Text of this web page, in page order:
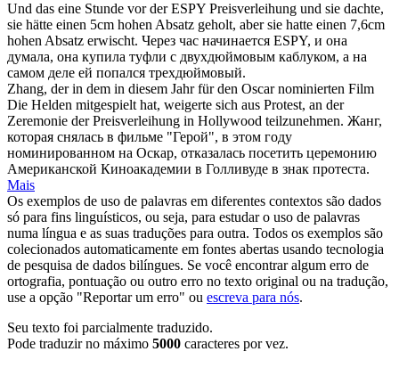
Und das eine Stunde vor der ESPY Preisverleihung und sie dachte,
sie hätte einen 5cm hohen Absatz geholt, aber sie hatte einen 7,6cm
hohen Absatz erwischt. Через час начинается ESPY, и она
думала, она купила туфли с двухдюймовым каблуком, а на
самом деле ей попался трехдюймовый.
Zhang, der in dem in diesem Jahr für den Oscar nominierten Film
Die Helden mitgespielt hat, weigerte sich aus Protest, an der
Zeremonie derPreisverleihung in Hollywood teilzunehmen. Жанг,
которая снялась в фильме "Герой", в этом году
номинированном на Оскар, отказалась посетить церемонию
Американской Киноакадемии в Голливуде в знак протеста.
Mais
Os exemplos de uso de palavras em diferentes contextos são dados
só para fins linguísticos, ou seja, para estudar o uso de palavras
numa língua e as suas traduções para outra. Todos os exemplos são
colecionados automaticamente em fontes abertas usando tecnologia
de pesquisa de dados bilíngues. Se você encontrar algum erro de
ortografia, pontuação ou outro erro no texto original ou na tradução,
use a opção "Reportar um erro" ou escreva para nós.
Seu texto foi parcialmente traduzido.
Pode traduzir no máximo 5000 caracteres por vez.